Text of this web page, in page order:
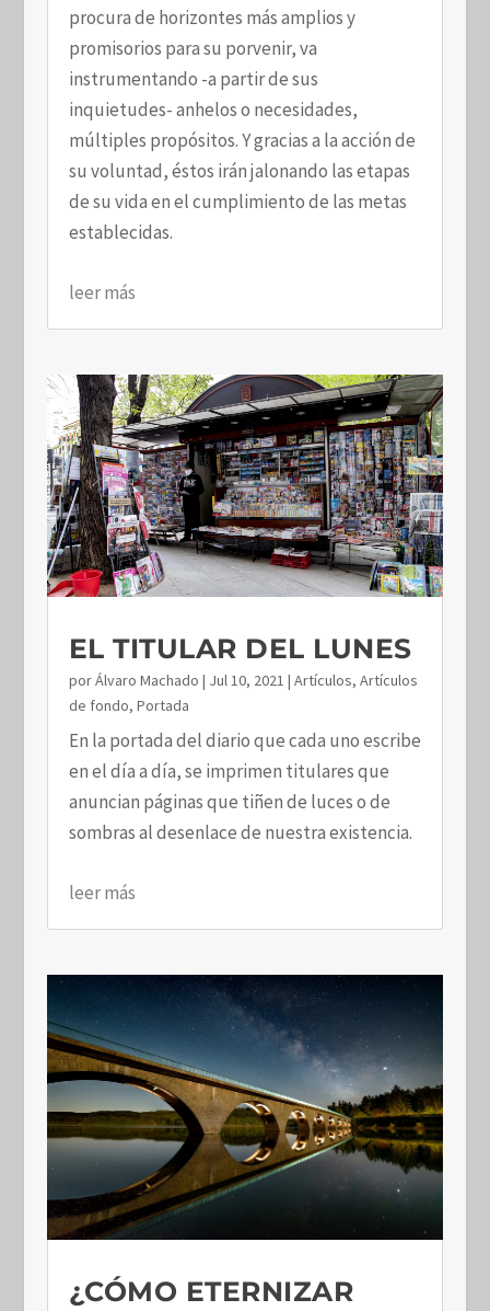
procura de horizontes más amplios y
promisorios para su porvenir, va
instrumentando -a partir de sus
inquietudes- anhelos o necesidades,
múltiples propósitos. Y gracias a la acción de
su voluntad, éstos irán jalonando las etapas
de su vida en el cumplimiento de las metas
establecidas.
leer más
EL TITULAR DEL LUNES
porÁlvaro Machado | Jul 10, 2021 | Artículos, Artículos
de fondo, Portada
En la portada del diario que cada uno escribe
en el día a día, se imprimen titulares que
anuncian páginas que tiñen de luces o de
sombras al desenlace de nuestra existencia.
leer más
¿CÓMO ETERNIZAR